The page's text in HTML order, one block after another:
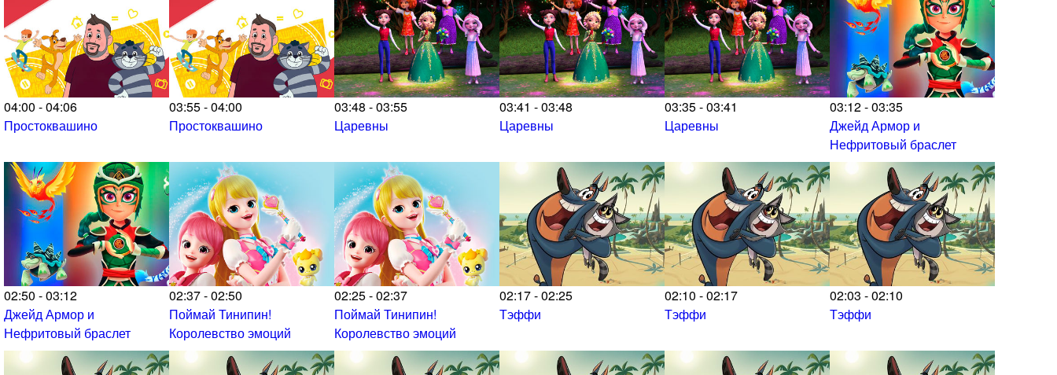
04:00 - 04:06
Простоквашино
03:55 - 04:00
Простоквашино
03:48 - 03:55
Царевны
03:41 - 03:48
Царевны
03:35 - 03:41
Царевны
03:12 - 03:35
Джейд Армор и
Нефритовый браслет
02:50 - 03:12
Джейд Армор и
Нефритовый браслет
02:37 - 02:50
Поймай Тинипин!
Королевство эмоций
02:25 - 02:37
Поймай Тинипин!
Королевство эмоций
02:17 - 02:25
Тэффи
02:10 - 02:17
Тэффи
02:03 - 02:10
Тэффи